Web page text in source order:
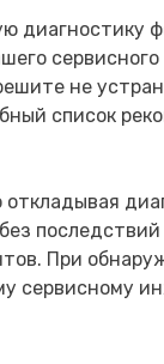
диагностику
не
список
При
сервисному